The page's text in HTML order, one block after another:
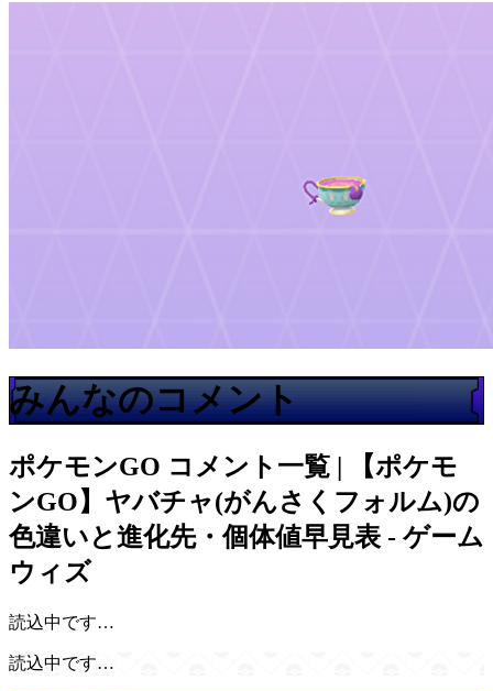
みんなのコメント
ポケモンGO コメント一覧 | 【ポケモ
ンGO】ヤバチャ(がんさくフォルム)の
色違いと進化先・個体値早見表 - ゲーム
ウィズ
読込中です…
読込中です…